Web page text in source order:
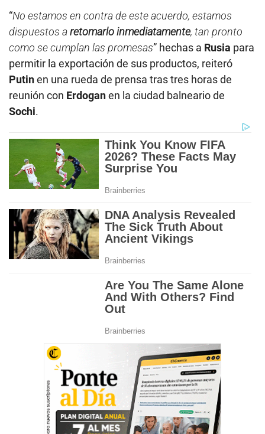
“No estamos en contra de este acuerdo, estamos
dispuestos aretomarlo inmediatamente, tan pronto
como se cumplan las promesas” hechas a Rusia para
permitir la exportación de sus productos, reiteró
Putinen una rueda de prensa tras tres horas de
reunión con Erdoganen la ciudad balneario de
Sochi.